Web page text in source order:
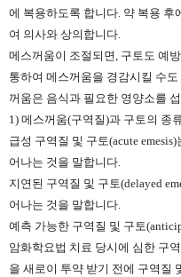
에 복용하도록 합니다. 약 복용
여 의사와 상의합니다.
메스꺼움이 조절되면, 구토도 예
통하여 메스꺼움을 경감시킬 수
꺼움은 음식과 필요한 영양소를
1) 메스꺼움(구역질)과 구토의 종
급성 구역질 및 구토(acute
어나는 것을 말합니다.
지연된 구역질 및 구토(delayed
어나는 것을 말합니다.
예측 가능한 구역질 및 구토
암화학요법 치료 당시에 심한 구
을 새로이 투약 받기 전에 구역질